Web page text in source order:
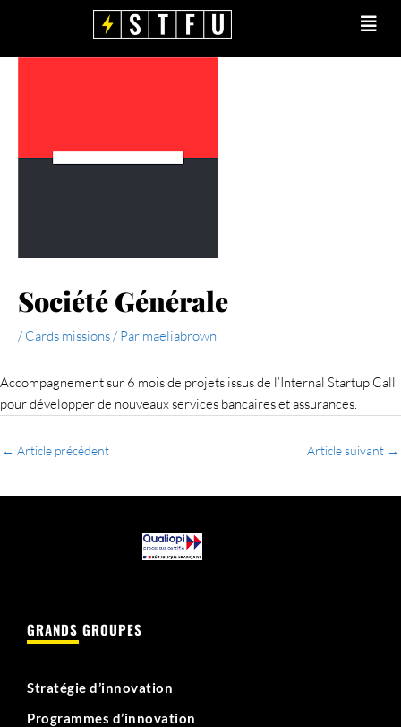
Main
Société Générale
/Cards missions/ Par maeliabrown
Accompagnement sur 6 mois de projets issus de l’Internal Startup Call
pour développer de nouveaux services bancaires et assurances.
← Article précédent Article suivant →
GRANDS GROUPES
Stratégie d’innovation
Programmes d’innovation